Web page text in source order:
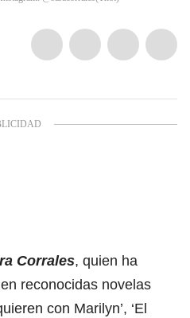
Corrales, quien ha
reconocidas novelas
con Marilyn’, ‘El